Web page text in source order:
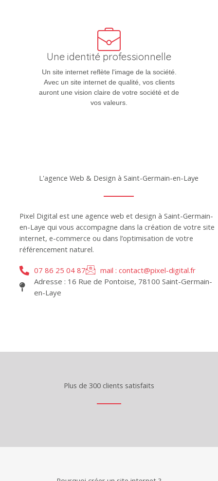
Une identité professionnelle
Un site internet reflète l'image de la société.
Avec un site internet de qualité, vos clients
auront une vision claire de votre société et de
vos valeurs.
L'agence Web & Design à Saint-Germain-en-Laye
Pixel Digital est une agence web et design à Saint-Germain-
en-Laye qui vous accompagne dans la création de votre site
internet, e-commerce ou dans l’optimisation de votre
référencement naturel.
07 86 25 04 87
mail : contact@pixel-digital.fr
Adresse : 16 Rue de Pontoise, 78100 Saint-Germain-
en-Laye
Plus de 300 clients satisfaits